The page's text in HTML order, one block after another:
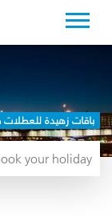
باقات زهيدة